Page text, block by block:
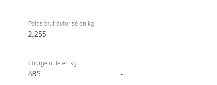
Poids brut autorisé en kg
2.255 -
Charge utile en kg
485 -